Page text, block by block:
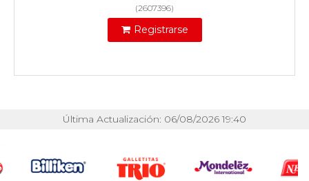
(2607396)
Registrarse
Última Actualización: 06/08/2026 19:40